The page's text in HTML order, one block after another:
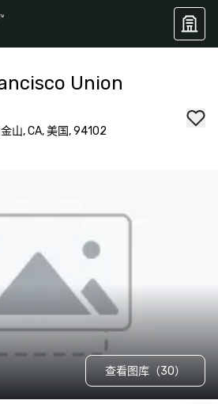
Union
山, CA, 美国, 94102
查看图库（30）